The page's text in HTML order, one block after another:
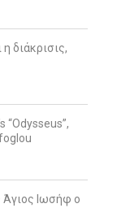
διάκρισις,
“Odysseus”,
Άγιος Ιωσήφ ο